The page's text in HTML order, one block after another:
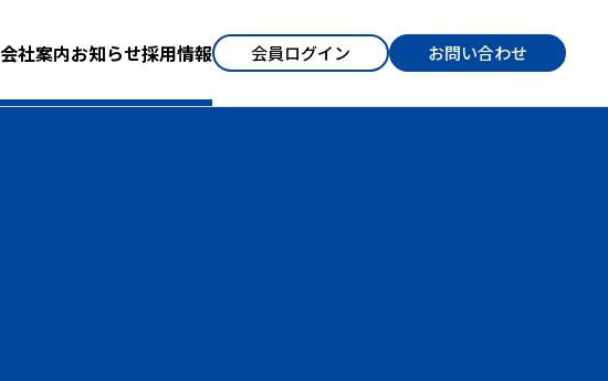
会社案内お知らせ採用情報 会員ログイン お問い合わせ